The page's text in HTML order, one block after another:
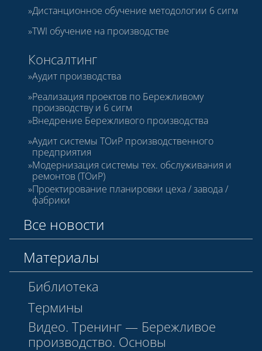
Дистанционное обучение методологии 6 сигм
TWI обучение на производстве
Консалтинг
Аудит производства
Реализация проектов по Бережливому
производству и 6 сигм
Внедрение Бережливого производства
Аудит системы ТОиР производственного
предприятия
Модернизация системы тех. обслуживания и
ремонтов (ТОиР)
Проектирование планировки цеха / завода /
фабрики
Все новости
Материалы
Библиотека
Термины
Видео. Тренинг — Бережливое
производство. Основы